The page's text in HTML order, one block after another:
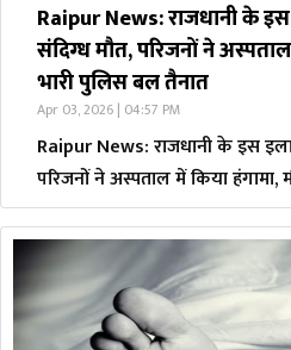
Raipur News: राजधानी के इस
संदिग्ध मौत, परिजनों ने
भारी पुलिस बल तैनात
Apr 03, 2026 | 04:57 PM
Raipur News: राजधानी के इस
परिजनों ने अस्पताल में किया